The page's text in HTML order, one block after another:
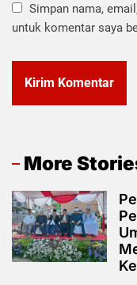
Simpan nama,
untuk komentar saya
More